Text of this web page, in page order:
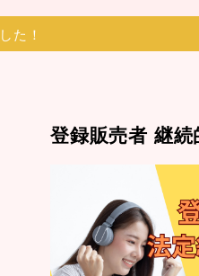
た！
登録販売者 継続